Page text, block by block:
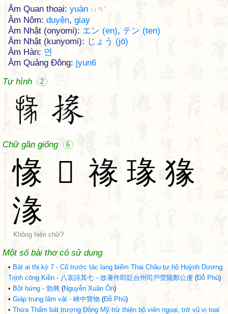
Âm Quan thoại: yuàn ㄩㄢˋ
Âm Nôm: duyện, giay
Âm Nhật (onyomi): エン (en), テン (ten)
Âm Nhật (kunyomi): じょう (jō)
Âm Hàn: 연
Âm Quảng Đông: jyun6
Tự hình
2
Chữ gần giống 6
㥟 𢞶 禒 瑑 猭
湪
Không hiện chữ?
Một số bài thơ có sử dụng
• Bát ai thi kỳ 7 - Cố trước tác lang biếm Thai Châu tư hộ Huỳnh Dương
Trịnh công Kiền - 八哀詩其七－故著作郎貶台州司戶滎陽鄭公虔 (Đỗ Phủ)
• Bột hứng - 勃興 (Nguyễn Xuân Ôn)
• Giáp trung lãm vật - 峽中覽物 (Đỗ Phủ)
• Thừa Thẩm bát trượng Đông Mỹ trừ thiện bộ viên ngoại, trở vũ vị toại